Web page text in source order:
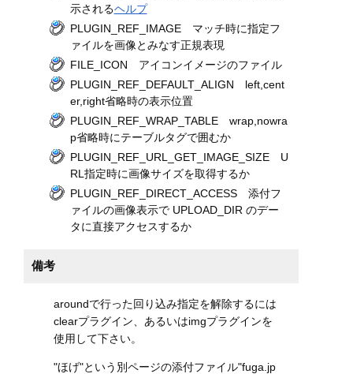
示されるヘルプ
PLUGIN_REF_IMAGE マッチ時に指定フ
ァイルを画像とみなす正規表現
FILE_ICON アイコンイメージのファイル
PLUGIN_REF_DEFAULT_ALIGN left,cent
er,right省略時の表示位置
PLUGIN_REF_WRAP_TABLE wrap,nowra
p省略時にテーブルタグで囲むか
PLUGIN_REF_URL_GET_IMAGE_SIZE U
RL指定時に画像サイズを取得するか
PLUGIN_REF_DIRECT_ACCESS 添付フ
ァイルの画像表示で UPLOAD_DIR のデー
タに直接アクセスするか
備考
aroundで行った回り込み指定を解除するには
clearプラグイン、あるいはimgプラグインを
使用して下さい。
"ほげ"という別ページの添付ファイル"fuga.jp